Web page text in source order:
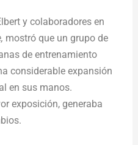
y colaboradores en
mostró que un grupo de
de entrenamiento
considerable expansión
en sus manos.
exposición, generaba